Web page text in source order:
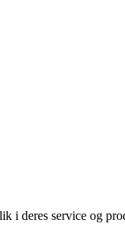
i deres service og